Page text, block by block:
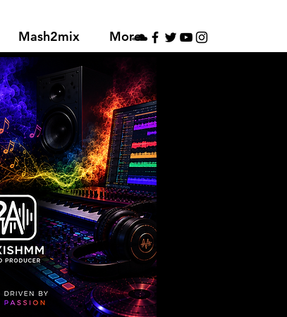
Mash2mix More